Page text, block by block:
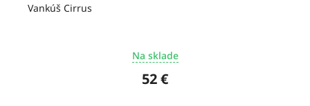
Vankúš Cirrus
Na sklade
52 €